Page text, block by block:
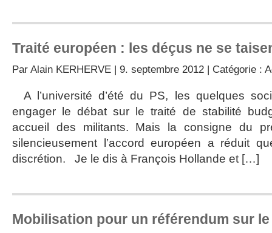
Traité européen : les déçus ne se
Par Alain KERHERVE | 9. septembre 2012 | Catégorie :
A l’université d’été du PS, les quelques
engager le débat sur le traité de stabilité
accueil des militants. Mais la consigne du
silencieusement l’accord européen a réduit
discrétion. Je le dis à François Hollande et […]
Mobilisation pour un référendum sur le